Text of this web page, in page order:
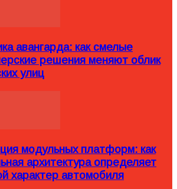
авангарда: как смелые
решения меняют облик
улиц
модульных платформ: как
архитектура определяет
характер автомобиля